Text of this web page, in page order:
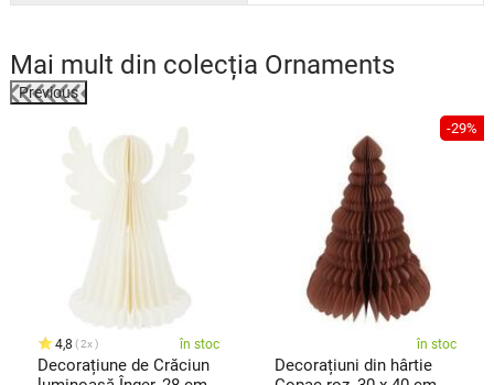
Mai mult din colecția Ornaments
Previous
4,8 2x în stoc
Decorațiune de Crăciun
-29%
în stoc
Decorațiuni din hârtie